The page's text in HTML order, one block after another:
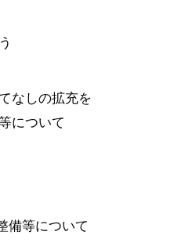
なしの拡充を
について
備等について